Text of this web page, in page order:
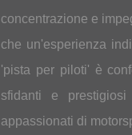
concentrazione e
che un'esperienza
'pista per piloti' è
sfidanti e
appassionati di